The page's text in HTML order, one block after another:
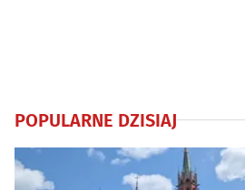
POPULARNE DZISIAJ